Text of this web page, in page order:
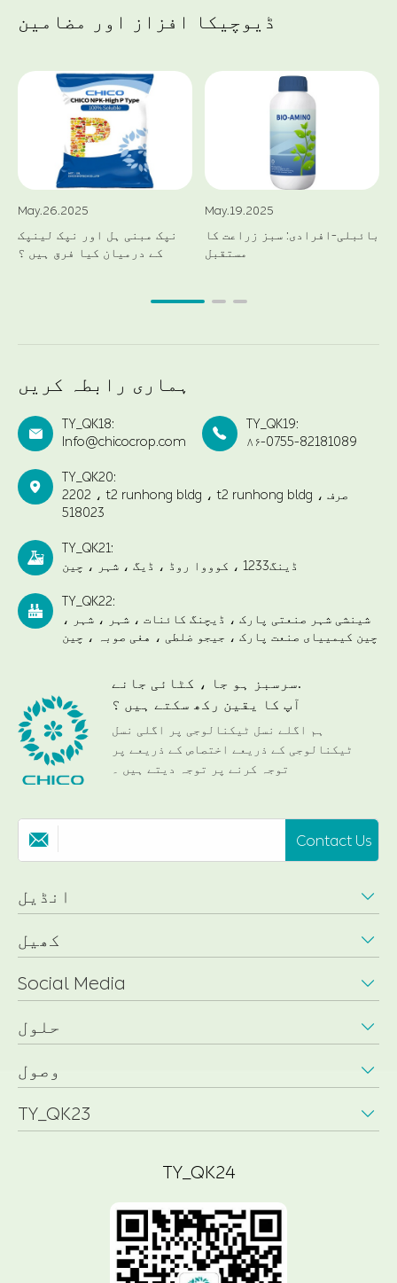
ڈیوچیکا افزاز اور مضامین
May.26.2025
نپک مبنی ہل اور نپک لینپک
کے درمیان کیا فرق ہیں ؟
May.19.2025
بائبلی-افرادی: سبز زراعت کا
مستقبل
ہماری رابطہ کریں

TY_QK18:
Info@chicocrop.com

TY_QK19:
۸۶-0755-82181089

TY_QK20:
2202 ، t2 runhong bldg ، t2 runhong bldg ، صرف
518023

TY_QK21:
ڈینگ1233 ، کوووا روڈ ، ڈیگ ، شہر ، چین

TY_QK22:
شینشی شہر صنعتی پارک ، ڈیچنگ کائنات ، شہر ، شہر ،
چین کیمییای صنعت پارک ، جیجو ضلطی ، هغی صوبہ ، چین
سرسبز ہو جا ، کٹائی جانے.
آپ کا یقین رکھ سکتے ہیں ؟
ہم اگلے نسل ٹیکنالوجی پر اگلی نسل
ٹیکنالوجی کے ذریعے اختصاص کے ذریعے پر
توجہ کرنے پر توجہ دیتے ہیں ۔
 Contact Us
انڈیل 
کھیل 
Social Media 
حلول 
وصول 
TY_QK23 
TY_QK24